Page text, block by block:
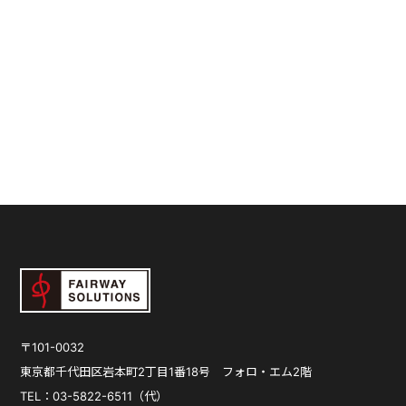
〒101-0032
東京都千代田区岩本町2丁目1番18号 フォロ・エム2階
TEL：03-5822-6511（代）